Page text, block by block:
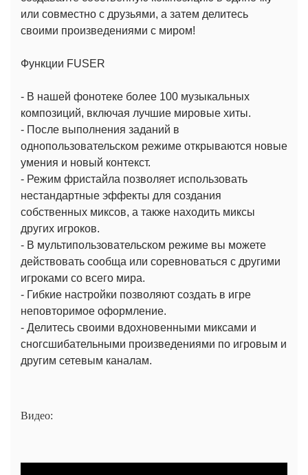
или совместно с друзьями, а затем делитесь
своими произведениями с миром!
Функции FUSER
- В нашей фонотеке более 100 музыкальных
композиций, включая лучшие мировые хиты.
- После выполнения заданий в
однопользовательском режиме открываются новые
умения и новый контекст.
- Режим фристайла позволяет использовать
нестандартные эффекты для создания
собственных миксов, а также находить миксы
других игроков.
- В мультипользовательском режиме вы можете
действовать сообща или соревноваться с другими
игроками со всего мира.
- Гибкие настройки позволяют создать в игре
неповторимое оформление.
- Делитесь своими вдохновенными миксами и
сногсшибательными произведениями по игровым и
другим сетевым каналам.
Видео: